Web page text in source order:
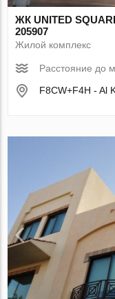
ЖК UNITED
205907
Жилой комплекс
Расстояние до
F8CW+F4H - Al